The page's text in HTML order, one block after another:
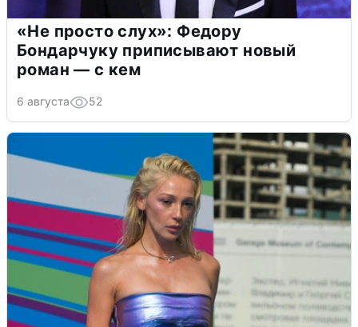
«Не просто слух»: Федору
Бондарчуку приписывают новый
роман — с кем
6 августа 52